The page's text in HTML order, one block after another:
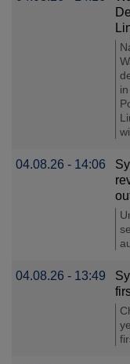
04.08.26 - 14:06
04.08.26 - 13:49